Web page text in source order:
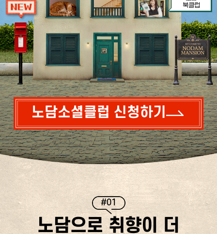
노담소셜클럽 신청하기
#01
노담으로 취향이 더